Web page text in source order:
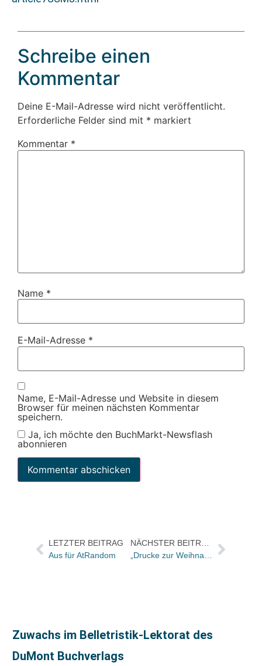
Schreibe einen
Kommentar
Deine E-Mail-Adresse wird nicht veröffentlicht.
Erforderliche Felder sind mit * markiert
Kommentar *
Name *
E-Mail-Adresse *
Name, E-Mail-Adresse und Website in diesem
Browser für meinen nächsten Kommentar
speichern.
Ja, ich möchte den BuchMarkt-Newsflash
abonnieren
LETZTER BEITRAG
Aus für AtRandom
Zuwachs im Belletristik-Lektorat des
DuMont Buchverlags